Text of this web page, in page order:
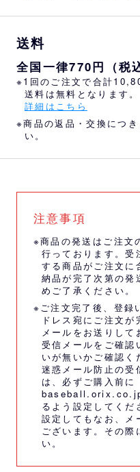
送料
全国一律770円（税
※1回のご注文で合計
送料は無料となります。
詳細はこちら
※商品の返品・交換につき
い。
注意事項
※商品の発送はご注文
行っております。受
する商品がご注文に
納品が完了次第の発
めご了承ください。
※ご注文完了後、登録
ドレス宛にご注文
メールをお送りして
受信メールをご確認
いが無いかご確認く
迷惑メール防止の受
は、必ずご購入前
baseball.orix.co.jp
るよう設定してくだ
設定してもなお、メ
ございます。その際
い。